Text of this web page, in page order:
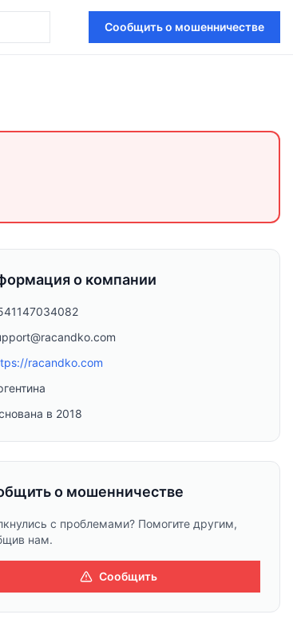
Сообщить о мошенничестве
о компании
racandko.com
в 2018
о мошенничестве
с проблемами? Помогите другим,
нам.
Сообщить